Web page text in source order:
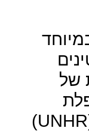
של
UNHR
)